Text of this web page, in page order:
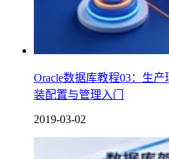
Oracle数据库教程03：生产
装配置与管理入门
2019-03-02